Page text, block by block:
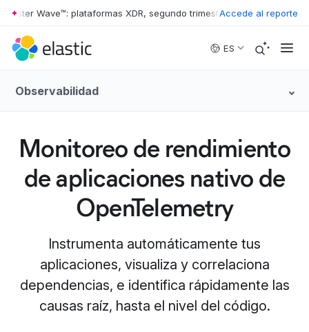
Skip to main content
Wave™: plataformas XDR, segundo trimestre de 2026 • The
Accede al reporte
ES
Observabilidad
Monitoreo de rendimiento
de aplicaciones nativo de
OpenTelemetry
Instrumenta automáticamente tus
aplicaciones, visualiza y correlaciona
dependencias, e identifica rápidamente las
causas raíz, hasta el nivel del código.